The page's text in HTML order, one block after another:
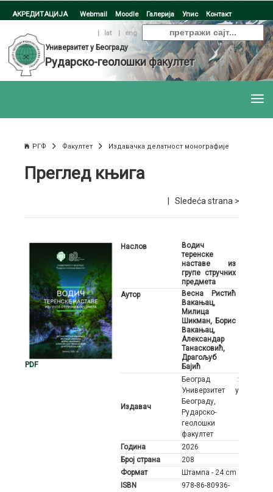
АКРЕДИТАЦИЈА Webmail Moodle Галерија Упис Контакт
| lat |
eng
Универзитет у Београду
Рударско-геолошки факултет
РГФ Факултет Издавачка делатност монографије
Преглед књига
Sledeća strana >
PDF
Наслов
Водич
теренске
наставе из
групе стручних
предмета
Аутор
Весна Ристић
Вакањац,
Милица
Шикман, Борис
Вакањац,
Александар
Танасковић,
Драгољуб
Бајић
Издавач
Београд :
Универзитет у
Београду,
Рударско-
геолошки
факултет
Година
2026
Број страна
208
Формат
Штампа - 24 cm
ISBN
978-86-80936-